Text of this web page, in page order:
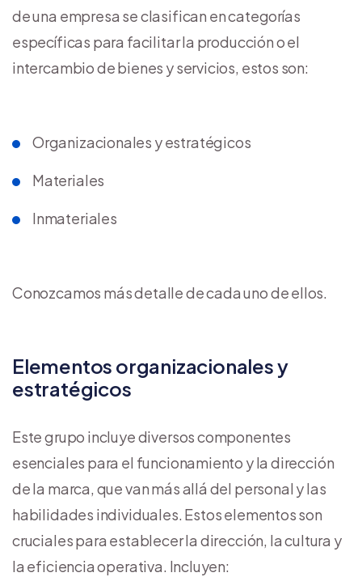
de una empresa se clasifican en categorías
específicas para facilitar la producción o el
intercambio de bienes y servicios, estos son:
Organizacionales y estratégicos
Materiales
Inmateriales
Conozcamos más detalle de cada uno de ellos.
Elementos organizacionales y
estratégicos
Este grupo incluye diversos componentes
esenciales para el funcionamiento y la dirección
de la marca, que van más allá del personal y las
habilidades individuales. Estos elementos son
cruciales para establecer la dirección, la cultura y
la eficiencia operativa. Incluyen: